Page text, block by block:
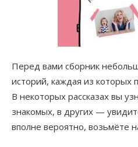
Перед вами сборник
историй, каждая из которых
В некоторых рассказах вы
знакомых, в других —
вполне вероятно, возьмёте